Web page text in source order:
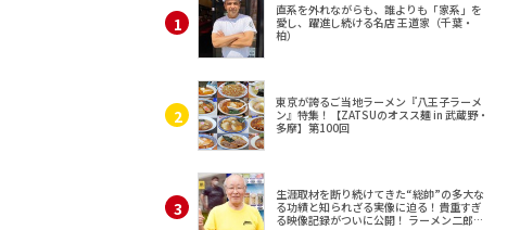
直系を外れながらも、誰よりも「家系」を
愛し、躍進し続ける名店 王道家（千葉・
柏）
東京が誇るご当地ラーメン『八王子ラーメ
ン』特集！【ZATSUのオスス麺 in 武蔵野・
多摩】第100回
生涯取材を断り続けてきた“総帥”の多大な
る功績と知られざる実像に迫る！貴重すぎ
る映像記録がついに公開！ ラーメン二郎